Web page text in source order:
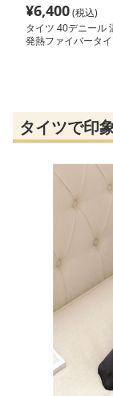
¥6,400(税込)
タイツ 40デニール
発熱ファイバータ
タイツで印